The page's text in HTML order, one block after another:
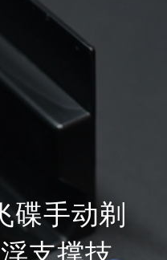
碟手动剃
支撑技